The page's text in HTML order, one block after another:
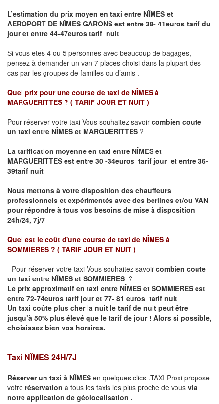
L’estimation du prix moyen en taxi entre NÎMES et
AEROPORT DE NÎMES GARONS est entre 38- 41euros tarif du
jour et entre 44-47euros tarif nuit
Si vous êtes 4 ou 5 personnes avec beaucoup de bagages,
pensez à demander un van 7 places choisi dans la plupart des
cas par les groupes de familles ou d’amis .
Quel prix pour une course de taxi de NÎMES à
MARGUERITTES ? ( TARIF JOUR ET NUIT )
Pour réserver votre taxi Vous souhaitez savoir combien coute
un taxi entre NÎMES et MARGUERITTES ?
La tarification moyenne en taxi entre NÎMES et
MARGUERITTES est entre 30 -34euros tarif jour et entre 36-
39tarif nuit
Nous mettons à votre disposition des chauffeurs
professionnels et expérimentés avec des berlines et/ou VAN
pour répondre à tous vos besoins de mise à disposition
24h/24, 7j/7
Quel est le coût d'une course de taxi de NÎMES à
SOMMIERES ? ( TARIF JOUR ET NUIT )
- Pour réserver votre taxi Vous souhaitez savoir combien coute
un taxi entre NÎMES et SOMMIERES ?
Le prix approximatif en taxi entre NÎMES et SOMMIERES est
entre 72-74euros tarif jour et 77- 81 euros tarif nuit
Un taxi coûte plus cher la nuit le tarif de nuit peut être
jusqu’à 50% plus élevé que le tarif de jour ! Alors si possible,
choisissez bien vos horaires.
Taxi NÎMES 24H/7J
Réserver un taxi à NÎMES en quelques clics .TAXI Proxi propose
votre réservation à tous les taxis les plus proche de vous via
notre application de géolocalisation .